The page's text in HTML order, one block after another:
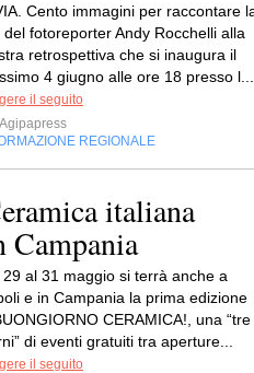
Cento immagini per raccontare
del fotoreporter Andy Rocchelli alla
retrospettiva che si inaugura il
4 giugno alle ore 18 presso l...
il seguito
Agipapress
REGIONALE
italiana
Campania
29 al 31 maggio si terrà anche a
e in Campania la prima edizione
CERAMICA!, una “tre
di eventi gratuiti tra aperture...
il seguito